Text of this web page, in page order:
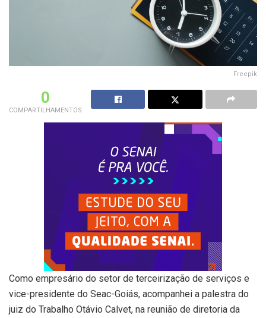
Freepik
0
COMPARTILHAMENTOS
Como empresário do setor de terceirização de serviços e
vice-presidente do Seac-Goiás, acompanhei a palestra do
juiz do Trabalho Otávio Calvet, na reunião de diretoria da